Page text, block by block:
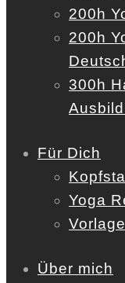
200h
200h
300h
Für Dich
Yoga
Über mich